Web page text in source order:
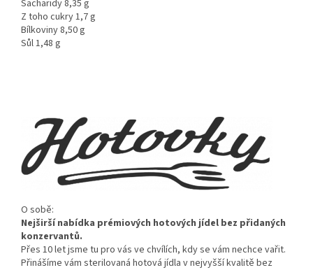
Sacharidy 8,35 g
Z toho cukry 1,7 g
Bílkoviny 8,50 g
Sůl 1,48 g
O sobě:
Nejširší nabídka prémiových hotových jídel bez přidaných
konzervantů.
Přes 10 let jsme tu pro vás ve chvílích, kdy se vám nechce vařit.
Přinášíme vám sterilovaná hotová jídla v nejvyšší kvalitě bez